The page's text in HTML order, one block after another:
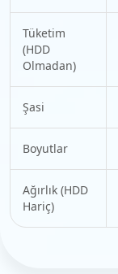
Tüketim
(HDD
Olmadan)
Şasi
Boyutlar
Ağırlık (HDD
Hariç)